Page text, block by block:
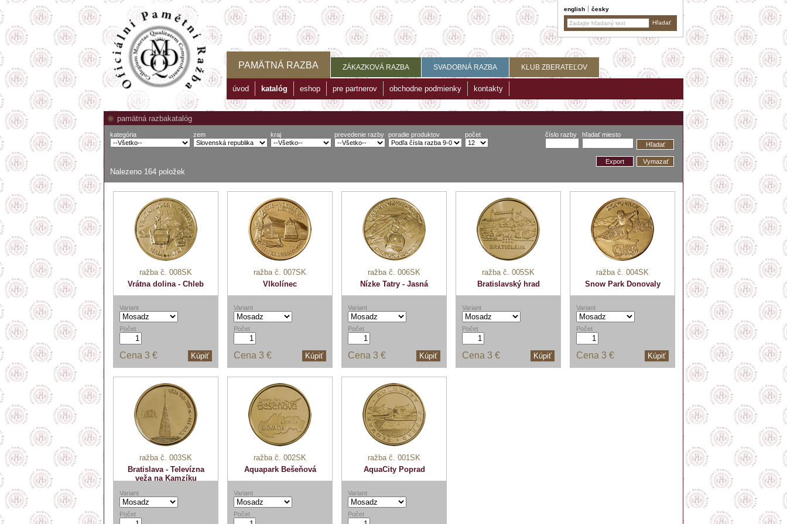
english česky
PAMÄTNÁ RAZBA ZÁKAZKOVÁ RAZBA SVADOBNÁ RAZBA KLUB ZBERATEĽOV
úvod katalóg eshop pre partnerov obchodne podmienky kontakty
pamätná razbakatalóg
kategória zem kraj prevedenie razby poradie produktov počet číslo razby
hľadať miesto
Hľadať
Export Vymazať
Nalezeno 164 položek
ražba č. 008SK
Vrátna dolina - Chleb
Variant
Počet
Kúpiť
Cena 3 €
ražba č. 007SK
Vlkolínec
Variant
Počet
Kúpiť
Cena 3 €
ražba č. 006SK
Nízke Tatry - Jasná
Variant
Počet
Kúpiť
Cena 3 €
ražba č. 005SK
Bratislavský hrad
Variant
Počet
Kúpiť
Cena 3 €
ražba č. 004SK
Snow Park Donovaly
Variant
Počet
Kúpiť
Cena 3 €
ražba č. 003SK
Bratislava - Televízna
veža na Kamzíku
Variant
Počet
ražba č. 002SK
Aquapark Bešeňová
Variant
Počet
ražba č. 001SK
AquaCity Poprad
Variant
Počet